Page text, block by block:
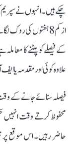
چکے ہیں۔ انہوں نے
از کم 8 ہفتوں کی
کے فیصلے کو پلٹنے کا
علاوہ کوئی اور مقدمہ یا
فیصلہ سنائے جانے کے
محفوظ کرتے وقت انہیں
حاضر رہیں۔ اس موقع پر